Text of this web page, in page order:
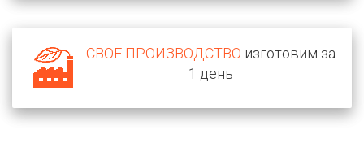
СВОЕ ПРОИЗВОДСТВО изготовим за
1 день